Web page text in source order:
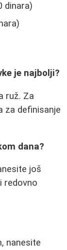
dinara)
je najbolji?
ruž. Za
za definisanje
dana?
još
redovno
nanesite